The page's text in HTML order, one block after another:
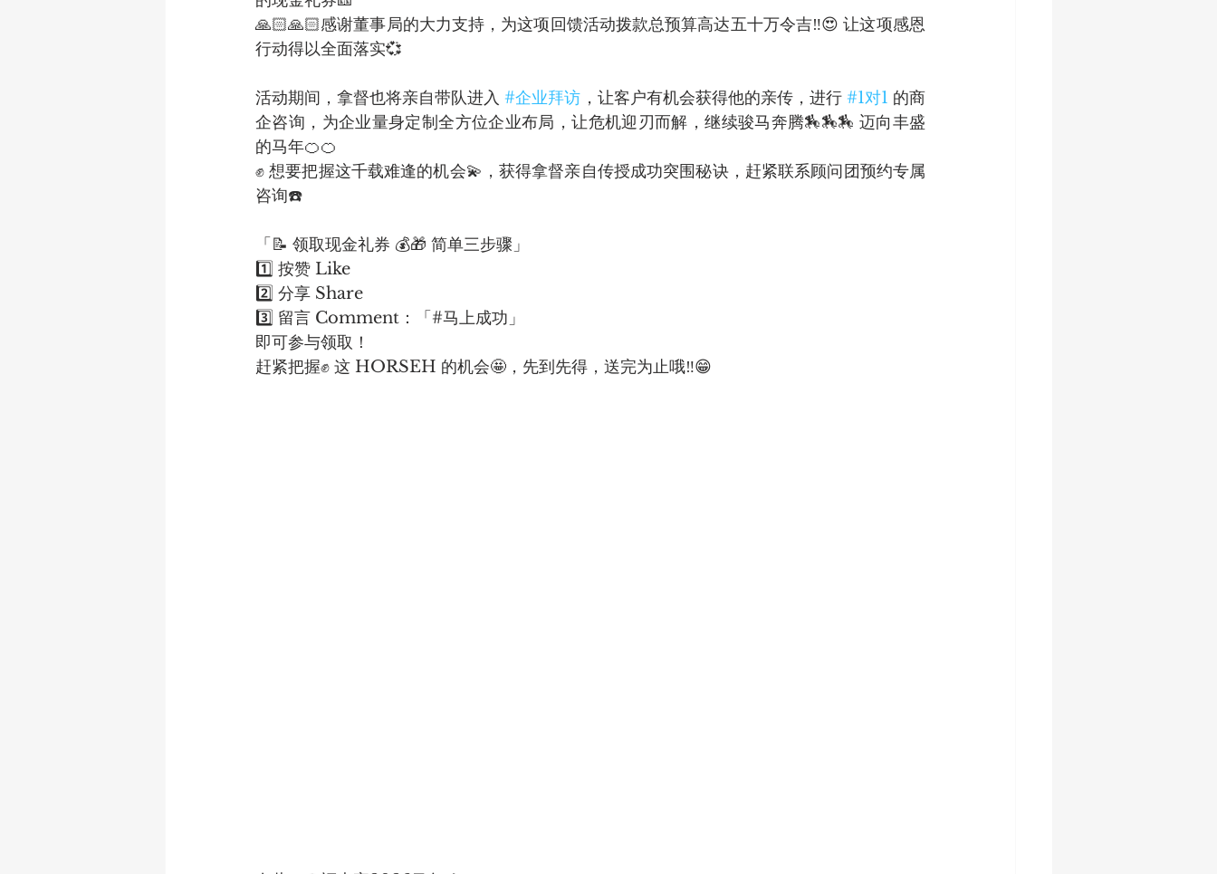
🙏🏻🙏🏻感谢董事局的大力支持，为这项回馈活动拨款总预算高达五十万令吉‼️😍 让这项感恩
行动得以全面落实💞
活动期间，拿督也将亲自带队进入 #企业拜访 ，让客户有机会获得他的亲传，进行 #1对1 的商
企咨询，为企业量身定制全方位企业布局，让危机迎刃而解，继续骏马奔腾🏇🏇🏇 迈向丰盛
的马年🍊🍊
✊ 想要把握这千载难逢的机会💫，获得拿督亲自传授成功突围秘诀，赶紧联系顾问团预约专属
咨询☎️
「📝 领取现金礼券 💰🎁 简单三步骤」
1️⃣ 按赞 Like
2️⃣ 分享 Share
3️⃣ 留言 Comment：「#马上成功」
即可参与领取！
赶紧把握✊ 这 HORSEH 的机会🤩，先到先得，送完为止哦‼️😁